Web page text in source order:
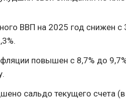
ВВП на 2025 год снижен с
повышен с 8,7% до
сальдо текущего счета